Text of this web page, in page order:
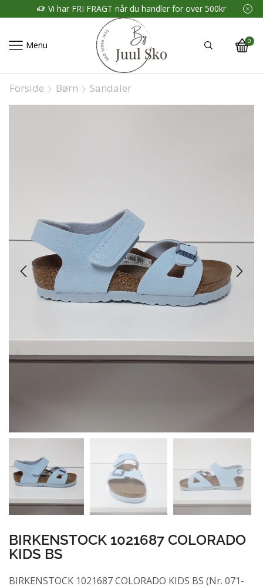
Vi har FRI FRAGT når du handler for over 500kr
Menu 0
Forside Børn Sandaler
BIRKENSTOCK 1021687 COLORADO
KIDS BS
BIRKENSTOCK 1021687 COLORADO KIDS BS (Nr. 071-